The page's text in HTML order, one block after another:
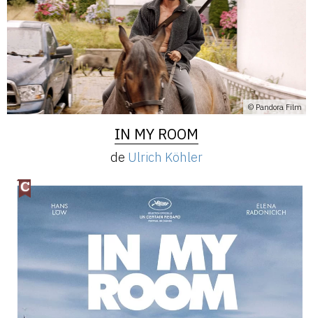
© Pandora Film
IN MY ROOM
de Ulrich Köhler